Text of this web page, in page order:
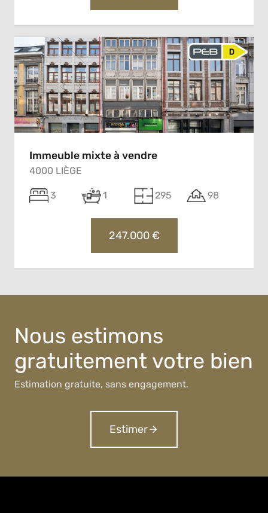
Immeuble mixte à vendre
4000 LIÈGE
3 1 295 98
247.000 €
Nous estimons
gratuitement votre bien
Estimation gratuite, sans engagement.
Estimer